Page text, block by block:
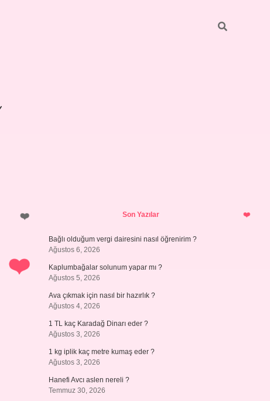
SidebarSon Yazılar
Bağlı olduğum vergi dairesini nasıl öğrenirim ?
Ağustos 6, 2026
Kaplumbağalar solunum yapar mı ?
Ağustos 5, 2026
Ava çıkmak için nasıl bir hazırlık ?
Ağustos 4, 2026
1 TL kaç Karadağ Dinarı eder ?
Ağustos 3, 2026
1 kg iplik kaç metre kumaş eder ?
Ağustos 3, 2026
Hanefi Avcı aslen nereli ?
Temmuz 30, 2026